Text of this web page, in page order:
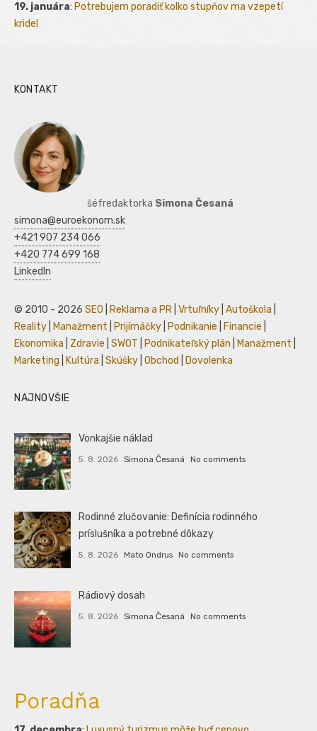
19. januára: Potrebujem poradiť kolko stupňov ma vzepetí
kridel
KONTAKT
šéfredaktorka Simona Česaná
simona@euroekonom.sk
+421 907 234 066
+420 774 699 168
LinkedIn
© 2010 - 2026 SEO Reklama a PR Vrtuľníky Autoškola
Reality
Manažment Prijímáčky Podnikanie Financie
Ekonomika
Zdravie SWOT Podnikateľský plán Manažment
Marketing
Kultúra Skúšky Obchod Dovolenka
NAJNOVŠIE
Vonkajšie náklad
5. 8. 2026 Simona Česaná No comments
Rodinné zlučovanie: Definícia rodinného
príslušníka a potrebné dôkazy
5. 8. 2026 Mato Ondrus No comments
Rádiový dosah
5. 8. 2026 Simona Česaná No comments
Poradňa